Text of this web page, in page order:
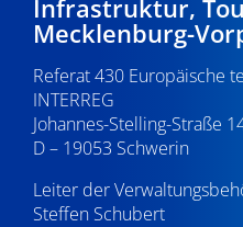
Infrastruktur,
Mecklenburg-
Referat 430 Europäische
INTERREG
Johannes-Stelling-Straße
D – 19053 Schwerin
Leiter der
Steffen Schubert